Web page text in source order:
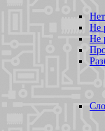
Не
Не